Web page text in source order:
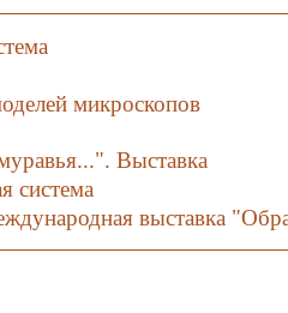
микроскопов
Выставка
система
выставка